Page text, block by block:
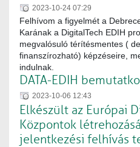
2023-10-24 07:29
Felhívom a figyelmét a
Karának a DigitalTech EDIH
megvalósuló térítésmentes (
finanszírozható) képzéseire,
indulnak.
DATA-EDIH
2023-10-06 12:43
Elkészült az Európai
Központok
jelentkezési felhívás